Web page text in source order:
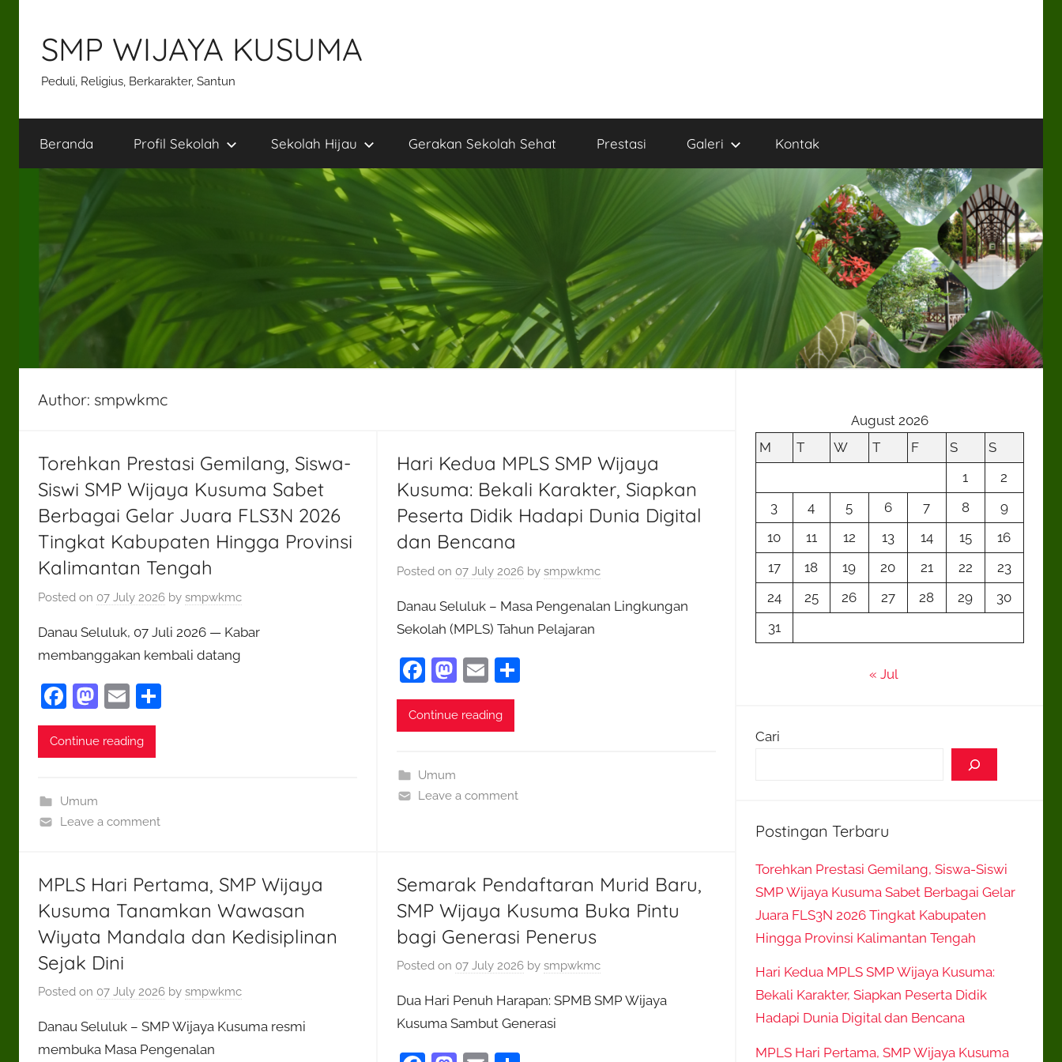
content
SMP WIJAYA KUSUMA
Peduli, Religius, Berkarakter, Santun
Beranda Profil Sekolah Sekolah Hijau Gerakan Sekolah Sehat Prestasi Galeri Kontak
Author: smpwkmc
Torehkan Prestasi Gemilang, Siswa-
Siswi SMP Wijaya Kusuma Sabet
Berbagai Gelar Juara FLS3N 2026
Tingkat Kabupaten Hingga Provinsi
Kalimantan Tengah
Posted on 07 July 2026 by smpwkmc
Danau Seluluk, 07 Juli 2026 — Kabar
membanggakan kembali datang
F
a
c
b
o
k
M
as
to
n
E
m
ai
Continue reading
Umum
Leave a comment
Hari Kedua MPLS SMP Wijaya
Kusuma: Bekali Karakter, Siapkan
Peserta Didik Hadapi Dunia Digital
dan Bencana
Posted on 07 July 2026by smpwkmc
Danau Seluluk – Masa Pengenalan Lingkungan
Sekolah (MPLS) Tahun Pelajaran
F
a
c
b
o
M
as
to
n
E
m
ai
S
Continue reading
Umum
Leave a comment
MPLS Hari Pertama, SMP Wijaya
Kusuma Tanamkan Wawasan
Wiyata Mandala dan Kedisiplinan
Sejak Dini
Posted on 07 July 2026 by smpwkmc
Danau Seluluk – SMP Wijaya Kusuma resmi
membuka Masa Pengenalan
Semarak Pendaftaran Murid Baru,
SMP Wijaya Kusuma Buka Pintu
bagi Generasi Penerus
Posted on 07 July 2026by smpwkmc
Dua Hari Penuh Harapan: SPMB SMP Wijaya
Kusuma Sambut Generasi
August 2026
M
T W T F S
S
1
2
3
4 5 6 7 8
9
10
11 12 13 14 15
16
17
18 19 20 21 22
23
24
25 26 27 28 29
30
31
« Jul
Cari
Postingan Terbaru
Torehkan Prestasi Gemilang, Siswa-Siswi
SMP Wijaya Kusuma Sabet Berbagai Gelar
Juara FLS3N 2026 Tingkat Kabupaten
Hingga Provinsi Kalimantan Tengah
Hari Kedua MPLS SMP Wijaya Kusuma:
Bekali Karakter, Siapkan Peserta Didik
Hadapi Dunia Digital dan Bencana
MPLS Hari Pertama, SMP Wijaya Kusuma